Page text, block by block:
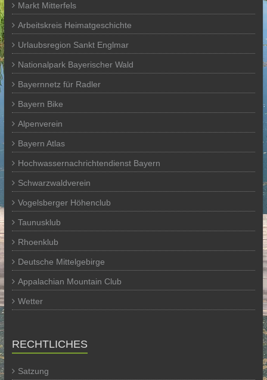
Markt Mitterfels
Arbeitskreis Heimatgeschichte
Urlaubsregion Sankt Englmar
Nationalpark Bayerischer Wald
Bayernnetz für Radler
Bayern Bike
Alpenverein
Bayern Atlas
Hochwassernachrichtendienst Bayern
Schwarzwaldverein
Vogelsberger Höhenclub
Taunusklub
Rhoenklub
Deutsche Mittelgebirge
Appalachian Mountain Club
Wetter
RECHTLICHES
Satzung